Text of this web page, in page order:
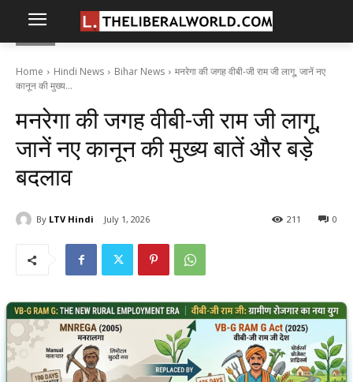
Home Hindi News Bihar News
मनरेगा की जगह वीबी-जी राम जी लागू, जानें नए
कानून की मुख्य...
मनरेगा की जगह वीबी-जी राम जी लागू,
जानें नए कानून की मुख्य बातें और बड़े
बदलाव
By LTV Hindi July 1, 2026 0
211